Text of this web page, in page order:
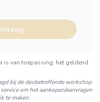
is van toepassing: het geldend
bij de desbetreffende workshop
om het aankopen/aanvragen
te maken.